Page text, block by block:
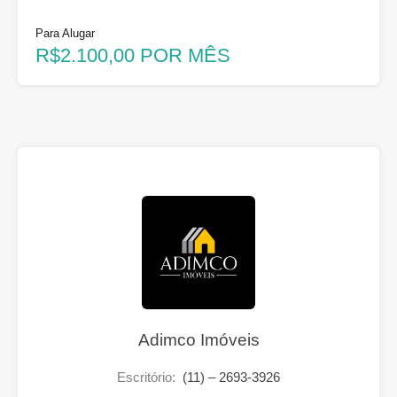
Para Alugar
R$2.100,00 POR MÊS
Adimco Imóveis
Escritório: (11) – 2693-3926